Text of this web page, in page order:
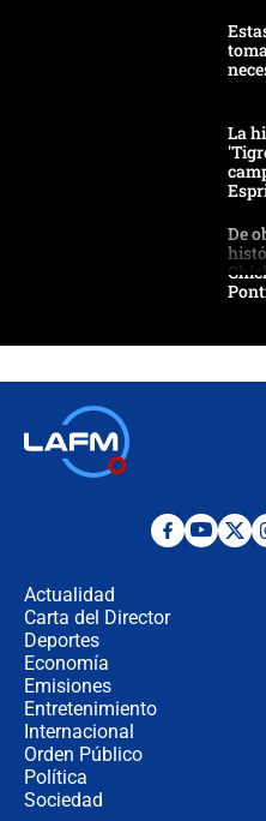
La
De
¿La
Actualidad
Carta del Director
Deportes
Economía
Emisiones
Entretenimiento
Internacional
Orden Público
Política
Sociedad